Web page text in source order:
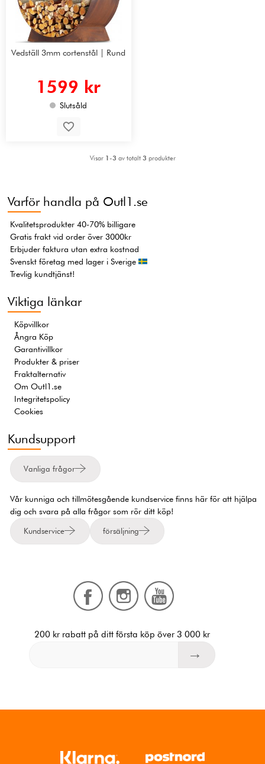
Vedställ 3mm cortenstål | Rund
1599 kr
Slutsåld
Visar 1-3 av totalt 3 produkter
Varför handla på Outl1.se
Kvalitetsprodukter 40-70% billigare
Gratis frakt vid order över 3000kr
Erbjuder faktura utan extra kostnad
Svenskt företag med lager i Sverige
Trevlig kundtjänst!
Viktiga länkar
Köpvillkor
Ångra Köp
Garantivillkor
Produkter & priser
Fraktalternativ
Om Outl1.se
Integritetspolicy
Cookies
Kundsupport
Vanliga frågor
Vår kunniga och tillmötesgående kundservice finns här för att hjälpa
dig och svara på alla frågor som rör ditt köp!
Kundservice försäljning
200 kr rabatt på ditt första köp över 3 000 kr